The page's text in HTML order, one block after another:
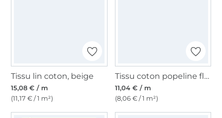
Tissu lin coton, beige
15,08 € / m
(11,17 € / 1 m²)
Tissu coton popeline fleurs de tilleul, orange
11,04 € / m
(8,06 € / 1 m²)